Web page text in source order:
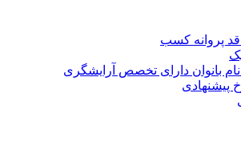
پروانه کسب
بانوان دارای تخصص آرایشگری
پیشنهادی